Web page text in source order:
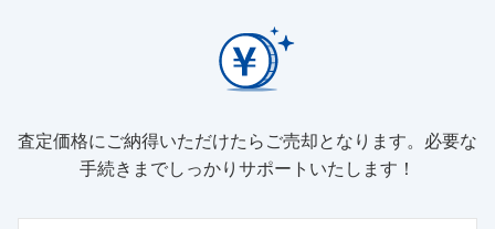
査定価格にご納得いただけたらご売却となります。必要な
手続きまでしっかりサポートいたします！